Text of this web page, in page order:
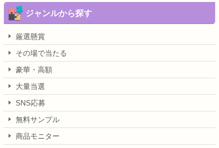
ジャンルから探す
厳選懸賞
その場で当たる
豪華・高額
大量当選
SNS応募
無料サンプル
商品モニター